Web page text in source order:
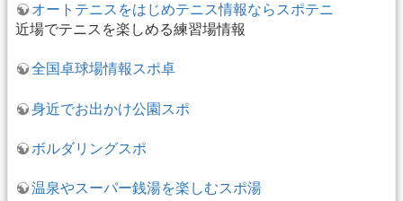
オートテニスをはじめテニス情報ならスポテニ
近場でテニスを楽しめる練習場情報
全国卓球場情報スポ卓
身近でお出かけ公園スポ
ボルダリングスポ
温泉やスーパー銭湯を楽しむスポ湯